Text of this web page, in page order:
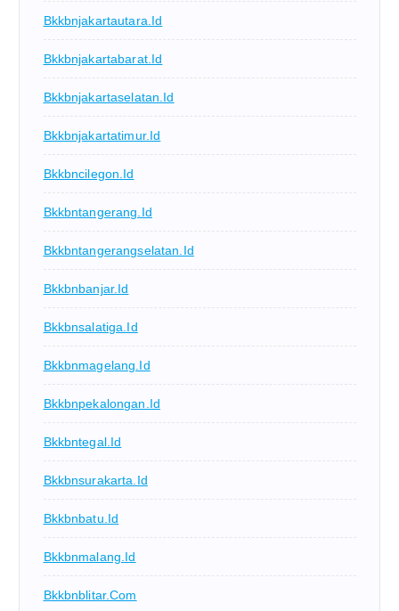
Bkkbnjakartautara.id
Bkkbnjakartabarat.id
Bkkbnjakartaselatan.id
Bkkbnjakartatimur.id
Bkkbncilegon.id
Bkkbntangerang.id
Bkkbntangerangselatan.id
Bkkbnbanjar.id
Bkkbnsalatiga.id
Bkkbnmagelang.id
Bkkbnpekalongan.id
Bkkbntegal.id
Bkkbnsurakarta.id
Bkkbnbatu.id
Bkkbnmalang.id
Bkkbnblitar.com